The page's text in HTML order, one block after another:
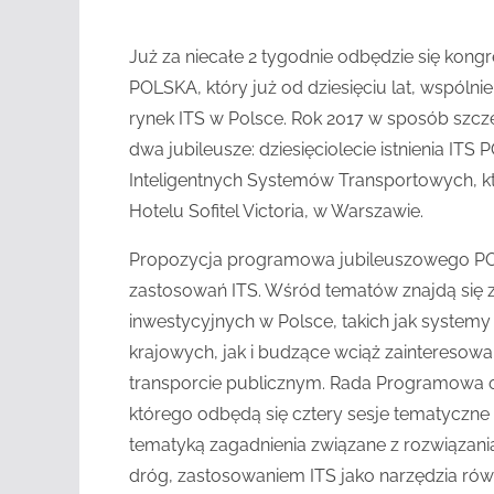
Już za niecałe 2 tygodnie odbędzie się
POLSKA, który już od dziesięciu lat,
rynek ITS w Polsce. Rok 2017 w sposób
dwa jubileusze: dziesięciolecie istnienia ITS
Inteligentnych Systemów Transportowych,
Hotelu Sofitel Victoria, w Warszawie.
Propozycja programowa jubileuszowego
zastosowań ITS. Wśród tematów znajdą
inwestycyjnych w Polsce, takich jak
krajowych, jak i budzące wciąż
transporcie publicznym. Rada Programowa
którego odbędą się cztery sesje
tematyką zagadnienia związane z
dróg, zastosowaniem ITS jako narzędzia